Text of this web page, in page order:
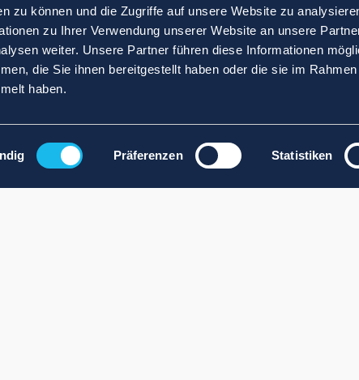
zu können und die Zugriffe auf unsere Website zu
zu Ihrer Verwendung unserer Website an unsere
weiter. Unsere Partner führen diese Informationen
die Sie ihnen bereitgestellt haben oder die sie im
haben.
Präferenzen Statistiken